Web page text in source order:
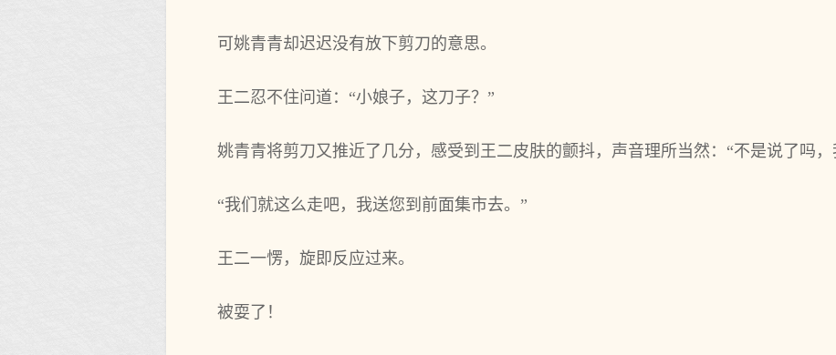
可姚青青却迟迟没有放下剪刀的意思。
王二忍不住问道：“小娘子，这刀子？”
姚青青将剪刀又推近了几分，感受到王二皮肤的颤抖，声音理所当然：“不是说了吗，
“我们就这么走吧，我送您到前面集市去。”
王二一愣，旋即反应过来。
被耍了！